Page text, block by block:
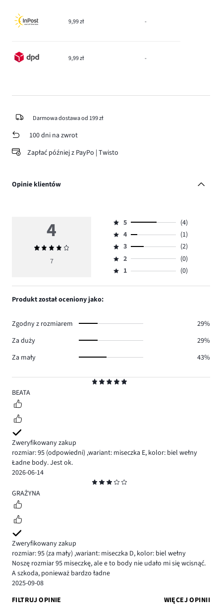
9,99 zł -
9,99 zł -
Darmowa dostawa od 199 zł
100 dni na zwrot
Zapłać później z PayPo | Twisto
Opinie klientów
5
BEATA
Zweryfikowany zakup
rozmiar: 95 (odpowiedni) ,wariant: miseczka E, kolor: biel wełny
Ładne body. Jest ok.
2026-06-14
3
GRAŻYNA
Zweryfikowany zakup
rozmiar: 95 (za mały) ,wariant: miseczka D, kolor: biel wełny
Noszę rozmiar 95 miseczkę, ale e to body nie udało mi się wcisnąć.
A szkoda, ponieważ bardzo ładne
2025-09-08
FILTRUJ OPINIE
WIĘCEJ OPINII
4
Średnia
ocena
7
Ocena
5,
ilość
głosów
4.
5
(4)
Ocena
4,
ilość
głosów
4
(1)
Ocena
3,
ilość
3
(2)
Ocena
2,
2
(0)
Ocena
1,
1 (0)
Produkt został oceniony jako:
Zgodny z rozmiarem
29%
Za duży
29%
Za mały
43%